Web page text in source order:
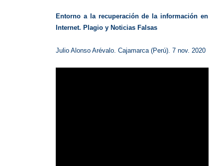
Entorno a la recuperación de la información en
Internet. Plagio y Noticias Falsas
Julio Alonso Arévalo. Cajamarca (Perú). 7 nov. 2020